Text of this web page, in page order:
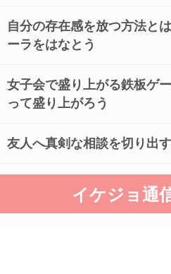
自分の存在感を放つ方法と
ーラをはなとう
女子会で盛り上がる鉄板ゲ
って盛り上がろう
友人へ真剣な相談を切り出
イケジョ通